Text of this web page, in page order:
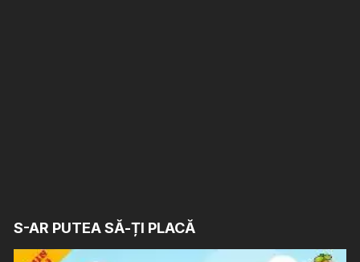
S-AR PUTEA SĂ-ȚI PLACĂ